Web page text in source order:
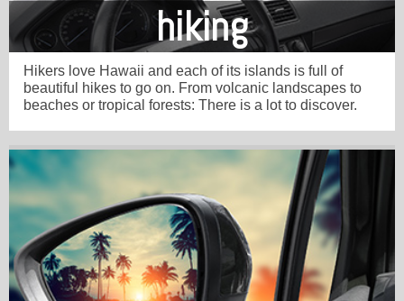
hiking
Hikers love Hawaii and each of its islands is full of
beautiful hikes to go on. From volcanic landscapes to
beaches or tropical forests: There is a lot to discover.